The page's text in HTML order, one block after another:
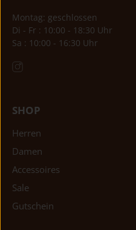
Montag: geschlossen
Di - Fr : 10:00 - 18:30 Uhr
Sa : 10:00 - 16:30 Uhr
SHOP
Herren
Damen
Accessoires
Sale
Gutschein